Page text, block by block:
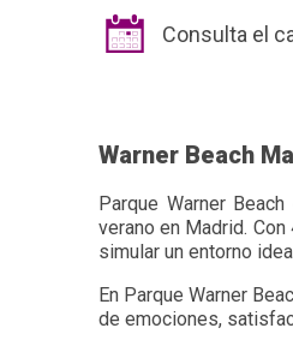
Consulta el
Warner Beach
Parque Warner Beach
verano en Madrid.
simular un entorno
En Parque Warner
de emociones,